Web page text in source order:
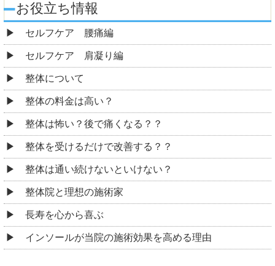
お役立ち情報
セルフケア 腰痛編
セルフケア 肩凝り編
整体について
整体の料金は高い？
整体は怖い？後で痛くなる？？
整体を受けるだけで改善する？？
整体は通い続けないといけない？
整体院と理想の施術家
長寿を心から喜ぶ
インソールが当院の施術効果を高める理由